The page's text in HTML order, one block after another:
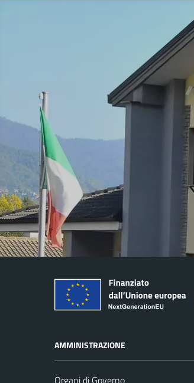
AMMINISTRAZIONE
Organi di Governo